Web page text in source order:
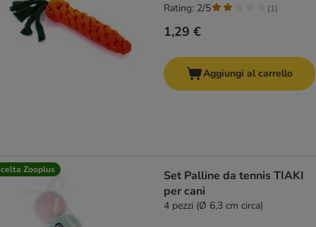
1,29 €
Rating: 2/5 (1)
Aggiungi al carrello
Zooplus
Set Palline da tennis TIAKI
per cani
4 pezzi (Ø 6,3 cm circa)